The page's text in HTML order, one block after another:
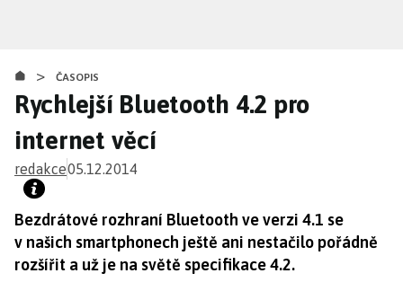
obsahu
> ČASOPIS
Rychlejší Bluetooth 4.2 pro
internet věcí
redakce05.12.2014
Bezdrátové rozhraní Bluetooth ve verzi 4.1 se
v našich smartphonech ještě ani nestačilo pořádně
rozšířit a už je na světě specifikace 4.2.